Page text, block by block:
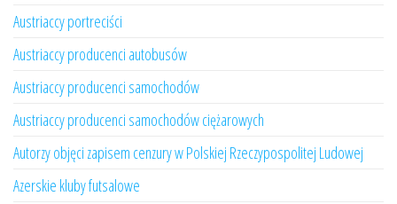
Austriaccy portreciści
Austriaccy producenci autobusów
Austriaccy producenci samochodów
Austriaccy producenci samochodów ciężarowych
Autorzy objęci zapisem cenzury w Polskiej Rzeczypospolitej Ludowej
Azerskie kluby futsalowe